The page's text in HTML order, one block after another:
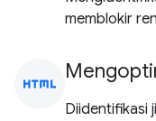
memblokir
html
Diidentifikasi